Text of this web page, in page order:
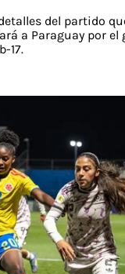
del partido
a Paraguay por el
17.